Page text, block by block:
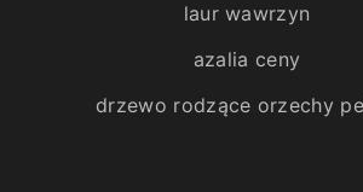
laur wawrzyn
azalia ceny
drzewo rodzące orzechy